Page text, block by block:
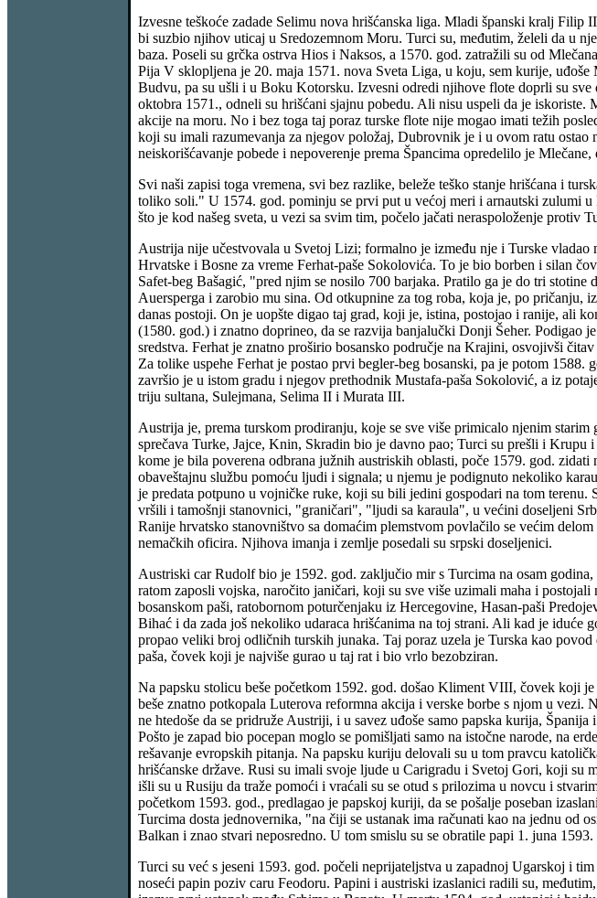
Izvesne teškoće zadade Selimu nova hrišćanska liga. Mladi španski kralj
bi suzbio njihov uticaj u Sredozemnom Moru. Turci su, međutim, želeli da u
baza. Poseli su grčka ostrva Hios i Naksos, a 1570. god. zatražili su od
Pija V sklopljena je 20. maja 1571. nova Sveta Liga, u koju, sem kurije,
Budvu, pa su ušli i u Boku Kotorsku. Izvesni odredi njihove flote doprli su
oktobra 1571., odneli su hrišćani sjajnu pobedu. Ali nisu uspeli da je
akcije na moru. No i bez toga taj poraz turske flote nije mogao imati težih
koji su imali razumevanja za njegov položaj, Dubrovnik je i u ovom ratu
neiskorišćavanje pobede i nepoverenje prema Špancima opredelilo je
Svi naši zapisi toga vremena, svi bez razlike, beleže teško stanje hrišćana i
toliko soli." U 1574. god. pominju se prvi put u većoj meri i arnautski zulumi
što je kod našeg sveta, u vezi sa svim tim, počelo jačati neraspoloženje
Austrija nije učestvovala u Svetoj Lizi; formalno je između nje i Turske
Hrvatske i Bosne za vreme Ferhat-paše Sokolovića. To je bio borben i silan
Safet-beg Bašagić, "pred njim se nosilo 700 barjaka. Pratilo ga je do tri
Auersperga i zarobio mu sina. Od otkupnine za tog roba, koja je, po
danas postoji. On je uopšte digao taj grad, koji je, istina, postojao i ranije, ali
(1580. god.) i znatno doprineo, da se razvija banjalučki Donji Šeher. Podigao
sredstva. Ferhat je znatno proširio bosansko područje na Krajini, osvojivši
Za tolike uspehe Ferhat je postao prvi begler-beg bosanski, pa je potom
završio je u istom gradu i njegov prethodnik Mustafa-paša Sokolović, a iz
triju sultana, Sulejmana, Selima II i Murata III.
Austrija je, prema turskom prodiranju, koje se sve više primicalo njenim
sprečava Turke, Jajce, Knin, Skradin bio je davno pao; Turci su prešli i
kome je bila poverena odbrana južnih austriskih oblasti, poče 1579. god.
obaveštajnu službu pomoću ljudi i signala; u njemu je podignuto nekoliko
je predata potpuno u vojničke ruke, koji su bili jedini gospodari na tom
vršili i tamošnji stanovnici, "graničari", "ljudi sa karaula", u većini doseljeni
Ranije hrvatsko stanovništvo sa domaćim plemstvom povlačilo se većim
nemačkih oficira. Njihova imanja i zemlje posedali su srpski doseljenici.
Austriski car Rudolf bio je 1592. god. zaključio mir s Turcima na osam
ratom zaposli vojska, naročito janičari, koji su sve više uzimali maha i
bosanskom paši, ratobornom poturčenjaku iz Hercegovine, Hasan-paši
Bihać i da zada još nekoliko udaraca hrišćanima na toj strani. Ali kad je
propao veliki broj odličnih turskih junaka. Taj poraz uzela je Turska kao
paša, čovek koji je najviše gurao u taj rat i bio vrlo bezobziran.
Na papsku stolicu beše početkom 1592. god. došao Kliment VIII, čovek koji
beše znatno potkopala Luterova reformna akcija i verske borbe s njom u vezi.
ne htedoše da se pridruže Austriji, i u savez uđoše samo papska kurija,
Pošto je zapad bio pocepan moglo se pomišljati samo na istočne narode, na
rešavanje evropskih pitanja. Na papsku kuriju delovali su u tom pravcu
hrišćanske države. Rusi su imali svoje ljude u Carigradu i Svetoj Gori, koji
išli su u Rusiju da traže pomoći i vraćali su se otud s prilozima u novcu i
početkom 1593. god., predlagao je papskoj kuriji, da se pošalje poseban
Turcima dosta jednovernika, "na čiji se ustanak ima računati kao na jednu od
Balkan i znao stvari neposredno. U tom smislu su se obratile papi 1. juna
Turci su već s jeseni 1593. god. počeli neprijateljstva u zapadnoj Ugarskoj i
noseći papin poziv caru Feodoru. Papini i austriski izaslanici radili su,